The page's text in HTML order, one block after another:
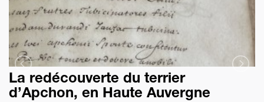
La redécouverte du terrier
d’Apchon, en Haute Auvergne